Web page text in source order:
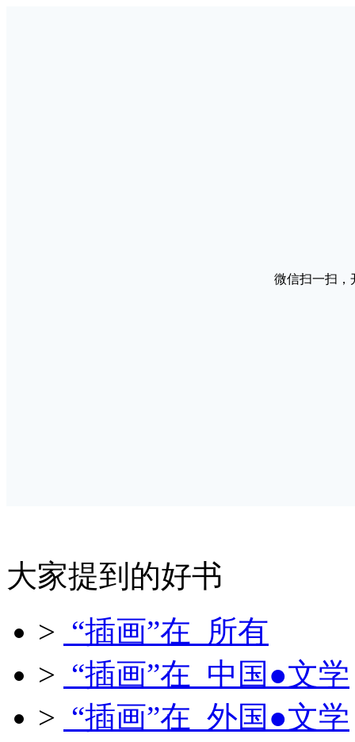
微信扫一扫，
大家提到的好书
> “插画”在 所有
> “插画”在 中国●文学
> “插画”在 外国●文学